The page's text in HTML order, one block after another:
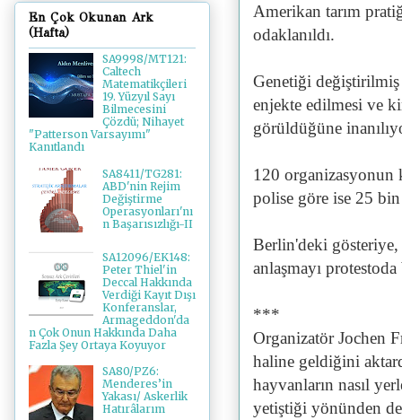
Amerikan tarım
odaklanıldı.
Genetiği
enjekte edilmesi ve
görüldüğüne
120 organizasyonun
polise göre ise 25
Berlin'deki
anlaşmayı
***
Organizatör Jochen
haline geldiğini
hayvanların nasıl
yetiştiği yönünden
En Çok Okunan Ark
(Hafta)
SA9998/MT121:
Caltech
Matematikçileri
19. Yüzyıl Sayı
Bilmecesini
Çözdü; Nihayet
"Patterson Varsayımı"
Kanıtlandı
SA8411/TG281:
ABD'nin Rejim
Değiştirme
Operasyonları'nı
n Başarısızlığı-II
SA12096/EK148:
Peter Thiel'in
Deccal Hakkında
Verdiği Kayıt Dışı
Konferanslar,
Armageddon'da
n Çok Onun Hakkında Daha
Fazla Şey Ortaya Koyuyor
SA80/PZ6:
Menderes’in
Yakası/ Askerlik
Hatırâlarım